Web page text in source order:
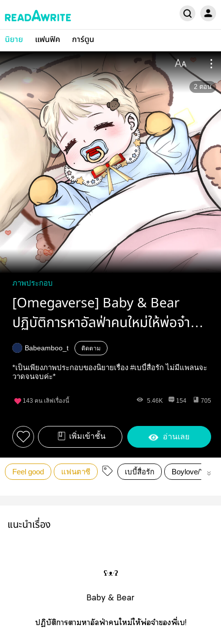
นิยาย แฟนฟิค การ์ตูน
2 ตอน
ภาพประกอบ
[Omegaverse] Baby & Bear
ปฏิบัติการหาอัลฟ่าคนใหม่ให้พ่อจ๋า
ของพี่เบ #เบบี้สื่อรัก
Babeamboo_t ติดตาม
*เป็นเพียงภาพประกอบของนิยายเรื่อง #เบบี้สื่อรัก ไม่มีแพลนจะ
วาดจนจบค่ะ*
143 คน เลิฟเรื่องนี้ 5.46K 154 705
เพิ่มเข้าชั้น อ่านเลย
Feel good แฟนตาซี เบบี้สื่อรัก Boylove/Yaoi
แนะนำเรื่อง
ʕ·ᴥ·ʔ
Baby & Bear
ปฏิบัติาาาอัลฟ่าใหม่ให้พ่อจ๋าพี่เบ!